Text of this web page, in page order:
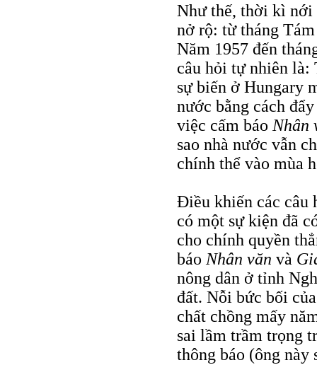
Như thế, thời kì nới
nở rộ: từ tháng
Năm 1957 đến
câu hỏi tự nhiên là:
sự biến ở Hungary
nước bằng cách
việc cấm báo Nhân
sao nhà nước vẫn
chính thể vào mùa
Điều khiến các câu
có một sự kiện đã
cho chính quyền
báo Nhân văn và
nông dân ở tỉnh
đất. Nỗi bức bối
chất chồng mấy
sai lầm trầm trọng
thông báo (ông